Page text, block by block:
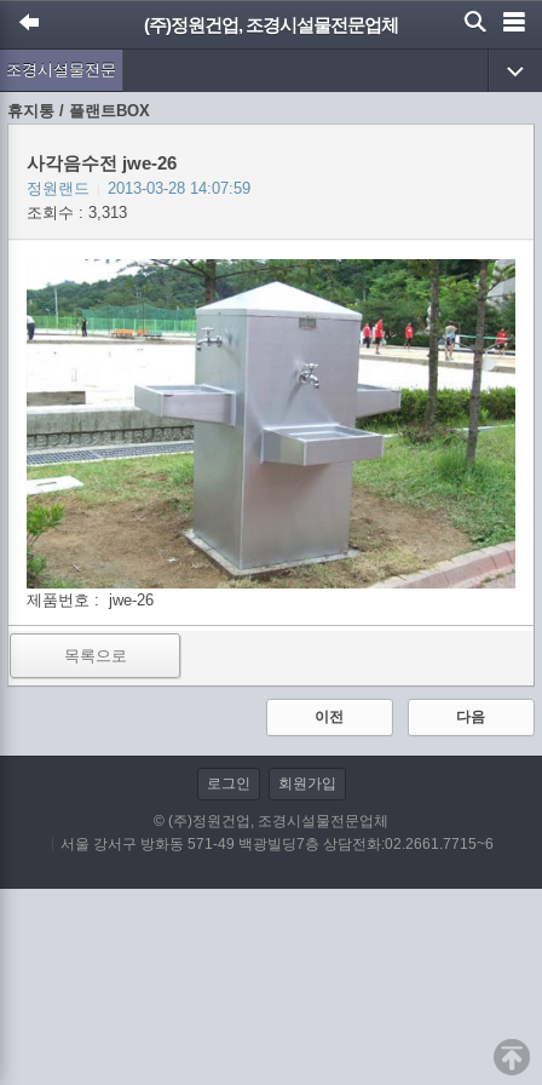
(주)정원건업, 조경시설물전문업체
조경시설물전문
업체 (주)정원건
업
휴지통 / 플랜트BOX
사각음수전 jwe-26
정원랜드
2013-03-28 14:07:59
조회수 : 3,313
제품번호 : jwe-26
목록으로
이전 다음
로그인 회원가입
© (주)정원건업, 조경시설물전문업체
서울 강서구 방화동 571-49 백광빌딩7층 상담전화:02.2661.7715~6